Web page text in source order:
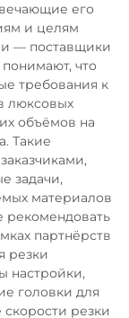
его
и целям
— поставщики
понимают, что
требования к
люксовых
объёмов на
Такие
задачи,
материалов
рекомендовать
партнёрств
резки
настройки,
головки для
резки